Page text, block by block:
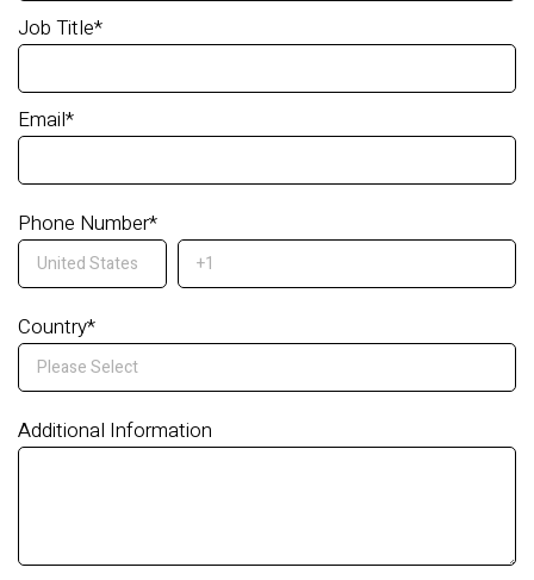
Job Title*
Email*
Phone Number*
Country*
Additional Information